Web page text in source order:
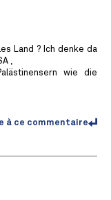
Land ? Ich denke da
,
wie die
à ce commentaire